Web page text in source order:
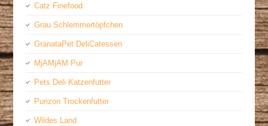
Catz Finefood
Grau Schlemmertöpfchen
GranataPet DeliCatessen
MjAMjAM Pur
Pets Deli Katzenfutter
Purizon Trockenfutter
Wildes Land